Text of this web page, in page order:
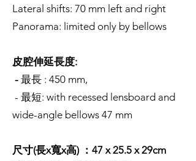
Lateral shifts: 70 mm left and right
Panorama: limited only by bellows
皮腔伸延長度:
- 最長 : 450 mm,
- 最短: with recessed lensboard and
wide-angle bellows 47 mm
尺寸(長x寬x高) ：47 x 25.5 x 29cm